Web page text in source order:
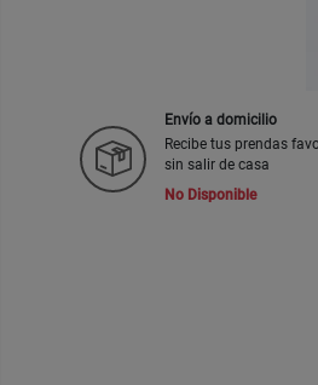
Envío a domicilio
Recibe tus prendas
sin salir de casa
No Disponible